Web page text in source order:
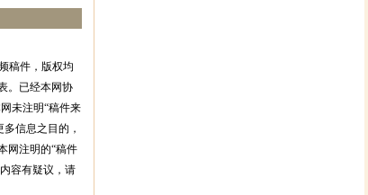
稿件，版权均
。已经本网协
未注明“稿件来
信息之目的，
网注明的“稿件
容有疑议，请